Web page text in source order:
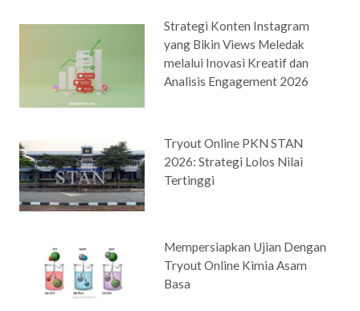
Strategi Konten Instagram
yang Bikin Views Meledak
melalui Inovasi Kreatif dan
Analisis Engagement 2026
Tryout Online PKN STAN
2026: Strategi Lolos Nilai
Tertinggi
Mempersiapkan Ujian Dengan
Tryout Online Kimia Asam
Basa